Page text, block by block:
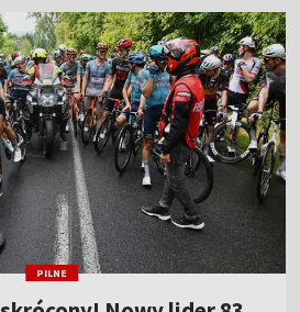
PILNE
Nowy lider 83.
Pologne [WIDEO]
/ TOUR DE POLOGNE
mecz Polaków na ME. Mundial
się